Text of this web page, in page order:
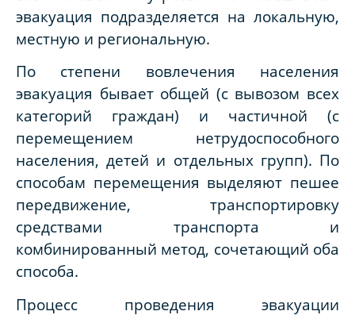
эвакуация подразделяется на локальную,
местную и региональную.
По степени вовлечения населения
эвакуация бывает общей (с вывозом всех
категорий граждан) и частичной (с
перемещением нетрудоспособного
населения, детей и отдельных групп). По
способам перемещения выделяют пешее
передвижение, транспортировку
средствами транспорта и
комбинированный метод, сочетающий оба
способа.
Процесс проведения эвакуации